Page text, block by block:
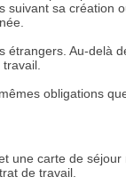
sa création
Au-delà
obligations
une carte de
de travail.